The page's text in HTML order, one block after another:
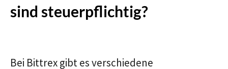
sind steuerpflichtig?
Bei Bittrex gibt es verschiedene